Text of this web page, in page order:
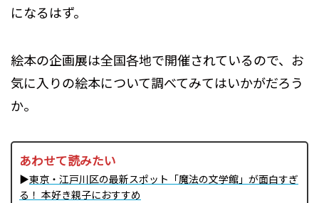
になるはず。
絵本の企画展は全国各地で開催されているので、お
気に入りの絵本について調べてみてはいかがだろう
か。
あわせて読みたい
▶東京・江戸川区の最新スポット「魔法の文学館」が面白すぎ
る！ 本好き親子におすすめ